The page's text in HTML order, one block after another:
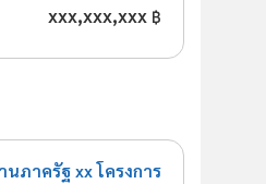
xxx,xxx,xxx ฿
นภาครัฐ xx โครงการ